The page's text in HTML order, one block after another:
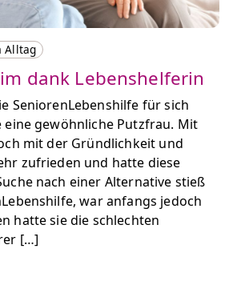
Alltag
dank Lebenshelferin
SeniorenLebenshilfe für sich
eine gewöhnliche Putzfrau. Mit
mit der Gründlichkeit und
zufrieden und hatte diese
nach einer Alternative stieß
war anfangs jedoch
hatte sie die schlechten
[…]